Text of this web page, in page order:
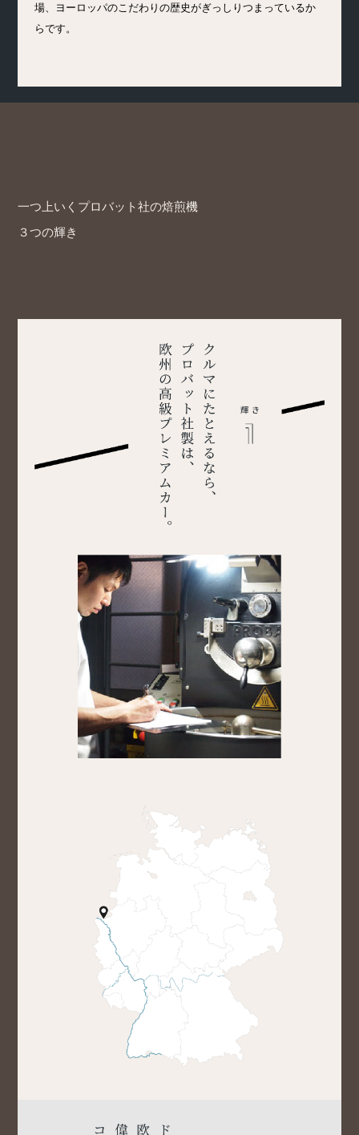
場、ヨーロッパのこだわりの歴史がぎっしりつまっているか
らです。
一つ上いくプロバット社の焙煎機
３つの輝き